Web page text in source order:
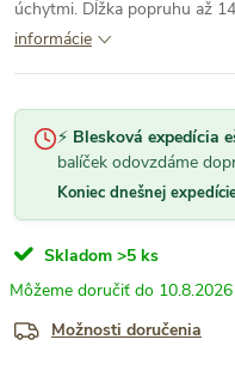
úchytmi. Dĺžka popruhu až
informácie
⚡ Blesková expedícia
balíček odovzdáme
Koniec dnešnej
Skladom >5 ks
10.8.2026
Možnosti doručenia